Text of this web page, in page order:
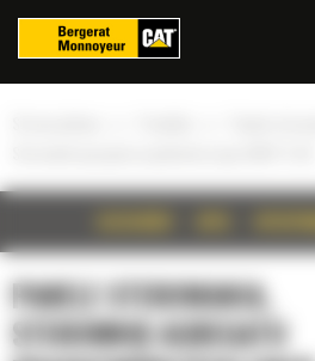
PANELE STEROWANIA,
STEROWNIK AGREGATU
Panel zarządzania plikami cookies